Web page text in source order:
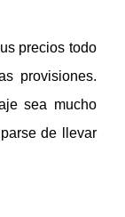
precios todo
provisiones.
sea mucho
de llevar